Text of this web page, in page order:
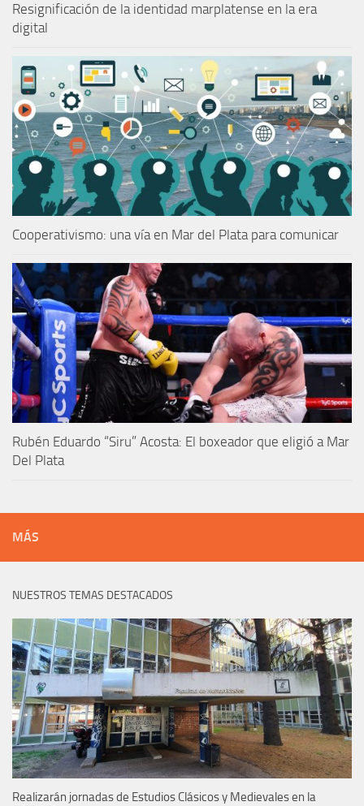
Resignificación de la identidad marplatense en la era
digital
Cooperativismo: una vía en Mar del Plata para comunicar
Rubén Eduardo “Siru” Acosta: El boxeador que eligió a Mar
Del Plata
MÁS
NUESTROS TEMAS DESTACADOS
Realizarán jornadas de Estudios Clásicos y Medievales en la